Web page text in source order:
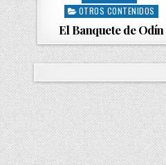
d
i
OTROS CONTENIDOS
El Banquete de Odín